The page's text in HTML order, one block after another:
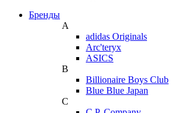
Бренды
A
adidas Originals
Arc'teryx
ASICS
B
Billionaire Boys Club
Blue Blue Japan
C